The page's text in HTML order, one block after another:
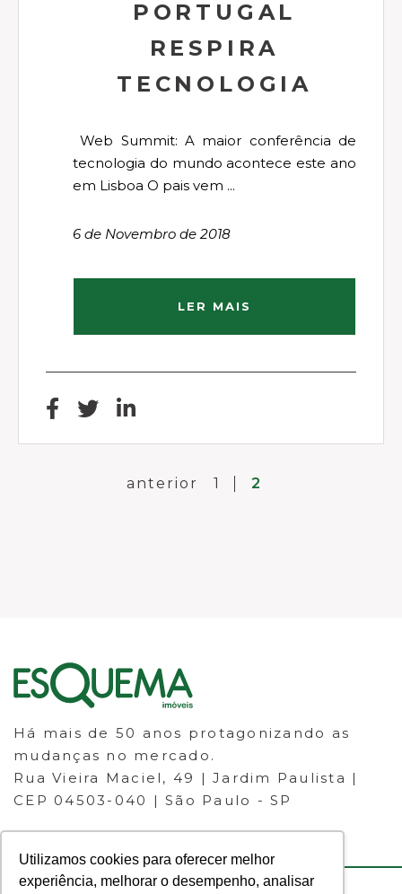
Utilizamos cookies para oferecer melhor
experiência, melhorar o desempenho, analisar
PORTUGAL
RESPIRA
TECNOLOGIA
Web Summit: A maior conferência de
tecnologia do mundo acontece este ano
em Lisboa O pais vem ...
6 de Novembro de 2018
LER MAIS
anterior 1 2
Há mais de 50 anos protagonizando as
mudanças no mercado.
Rua Vieira Maciel, 49 | Jardim Paulista |
CEP 04503-040 | São Paulo - SP